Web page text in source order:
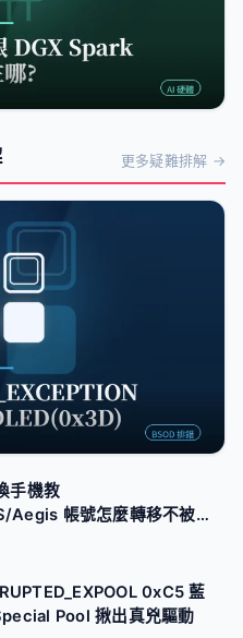
DGX Spark 差在哪一
更多疑難排解 →
錄指標,不是陷阱編號
手機教
Aegis 帳號怎麼轉移不被鎖
0xC5 藍
Pool 揪出真兇驅動